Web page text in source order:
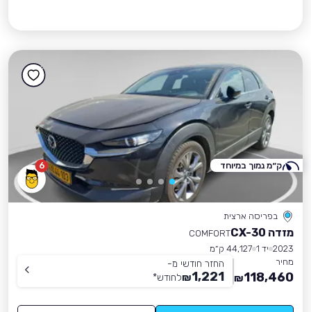
6
בפריסה ארצית
מזדה CX-30
COMFORT
2023 יד 1
44,127 ק״מ
מחיר
118,460
₪
החזר חודשי מ-
1,221
₪לחודש*
ק״מ נמוך במיוחד